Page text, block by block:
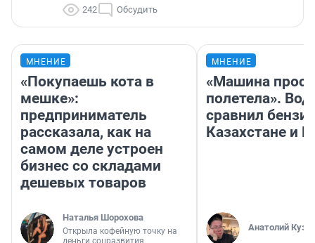
242 Обсудить
МНЕНИЕ
«Покупаешь кота в
мешке»:
предприниматель
рассказала, как на
самом деле устроен
бизнес со складами
дешевых товаров
Наталья Шорохова
Открыла кофейную точку на
деньги соцразвития
МНЕНИЕ
«Машина
полетела».
сравнил
Казахстане и
Анатолий